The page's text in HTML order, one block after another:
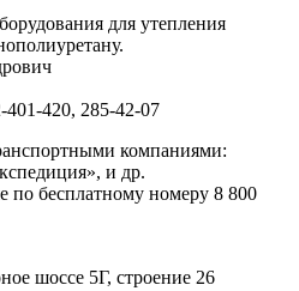
для утепления
401-420, 285-42-07
компаниями:
и др.
по бесплатному номеру 8 800
шоссе 5Г, строение 26